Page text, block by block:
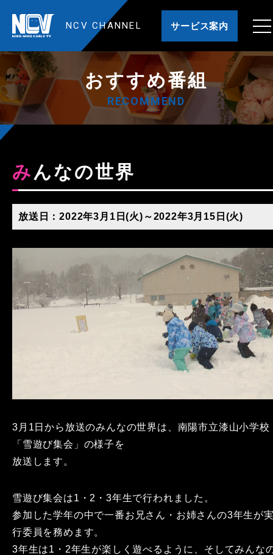
NCV CHANNEL サービス案内
おすすめ番組
RECOMMEND
みんなの世界
放送日：2022年3月1日(火)～2022年3月15日(火)
3月1日から放送のみんなの世界は、南陽市立漆山小学校
「雪遊び集会」の様子を
放送します。
雪遊び集会は1・2・3年生で行われました。
参加した学年の中で一番お兄さん・お姉さんの3年生が
行委員を務めます。
3年生は1・2年生が楽しく遊べるように、そしてみんな